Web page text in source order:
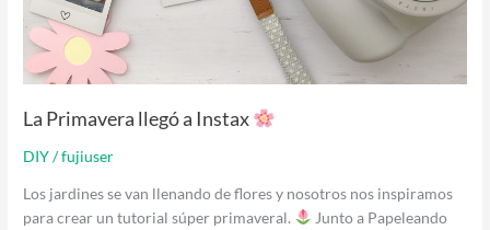
La Primavera llegó a Instax
DIY/fujiuser
Los jardines se van llenando de flores y nosotros nos inspiramos
para crear un tutorial súper primaveral.
Junto a Papeleando